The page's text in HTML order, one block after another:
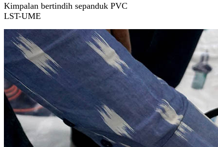
Kimpalan bertindih sepanduk PVC
LST-UME